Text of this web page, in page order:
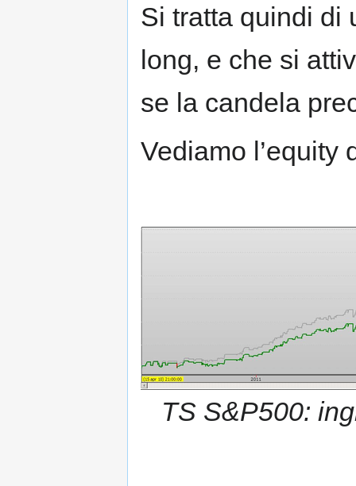
Si tratta quindi di
long, e che si
se la candela
Vediamo l’equity
TS S&P500: